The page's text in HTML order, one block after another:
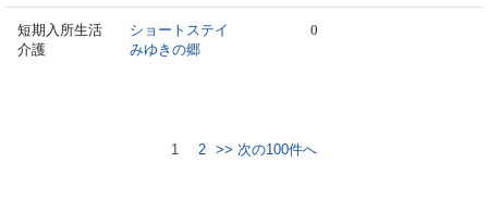
短期入所生活
介護
ショートステイ
みゆきの郷
0
1 2 >> 次の100件へ